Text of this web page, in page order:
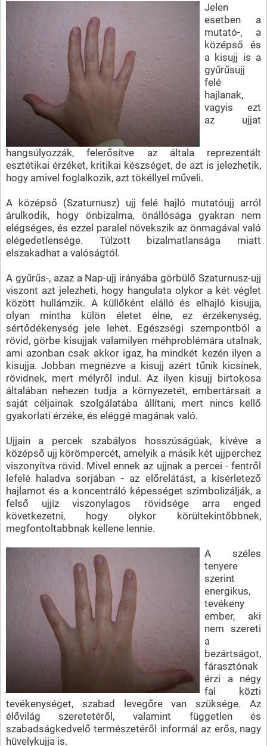
Jelen
esetben a
mutató-, a
középső és
a kisujj is a
gyűrűsujj
felé
hajlanak,
vagyis ezt
az ujjat
hangsúlyozzák, felerősítve az általa reprezentált
esztétikai érzéket, kritikai készséget, de azt is jelezhetik,
hogy amivel foglalkozik, azt tökéllyel műveli.
A középső (Szaturnusz) ujj felé hajló mutatóujj arról
árulkodik, hogy önbizalma, önállósága gyakran nem
elégséges, és ezzel paralel növekszik az önmagával való
elégedetlensége. Túlzott bizalmatlansága miatt
elszakadhat a valóságtól.
A gyűrűs-, azaz a Nap-ujj irányába görbülő Szaturnusz-ujj
viszont azt jelezheti, hogy hangulata olykor a két véglet
között hullámzik. A küllőként elálló és elhajló kisujja,
olyan mintha külön életet élne, ez érzékenység,
sértődékenység jele lehet. Egészségi szempontból a
rövid, görbe kisujjak valamilyen méhproblémára utalnak,
ami azonban csak akkor igaz, ha mindkét kezén ilyen a
kisujja. Jobban megnézve a kisujj azért tűnik kicsinek,
rövidnek, mert mélyről indul. Az ilyen kisujj birtokosa
általában nehezen tudja a környezetét, embertársait a
saját céljainak szolgálatába állítani, mert nincs kellő
gyakorlati érzéke, és eléggé magának való.
Ujjain a percek szabályos hosszúságúak, kivéve a
középső ujj körömpercét, amelyik a másik két ujjperchez
viszonyítva rövid. Mivel ennek az ujjnak a percei - fentről
lefelé haladva sorjában - az előrelátást, a kísérletező
hajlamot és a koncentráló képességet szimbolizálják, a
felső ujjíz viszonylagos rövidsége arra enged
következetni, hogy olykor körültekintőbbnek,
megfontoltabbnak kellene lennie.
A széles
tenyere
szerint
energikus,
tevékeny
ember, aki
nem szereti
a
bezártságot,
fárasztónak
érzi a négy
fal közti
tevékenységet, szabad levegőre van szüksége. Az
élővilág szeretetéről, valamint független és
szabadságkedvelő természetéről informál az erős, nagy
hüvelykujja is.